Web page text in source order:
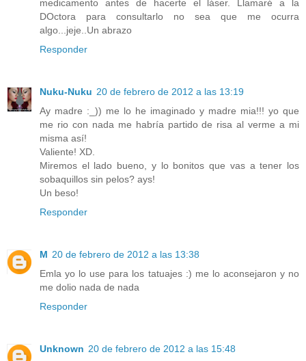
medicamento antes de hacerte el láser. Llamaré a la
DOctora para consultarlo no sea que me ocurra
algo...jeje..Un abrazo
Responder
Nuku-Nuku 20 de febrero de 2012 a las 13:19
Ay madre :_)) me lo he imaginado y madre mia!!! yo que
me rio con nada me habría partido de risa al verme a mi
misma así!
Valiente! XD.
Miremos el lado bueno, y lo bonitos que vas a tener los
sobaquillos sin pelos? ays!
Un beso!
Responder
M 20 de febrero de 2012 a las 13:38
Emla yo lo use para los tatuajes :) me lo aconsejaron y no
me dolio nada de nada
Responder
Unknown 20 de febrero de 2012 a las 15:48